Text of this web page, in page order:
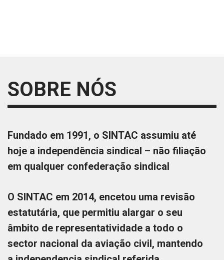
SOBRE NÓS
Fundado em 1991, o SINTAC assumiu até
hoje a independência sindical – não filiação
em qualquer confederação sindical
O SINTAC em 2014, encetou uma revisão
estatutária, que permitiu alargar o seu
âmbito de representatividade a todo o
sector nacional da aviação civil, mantendo